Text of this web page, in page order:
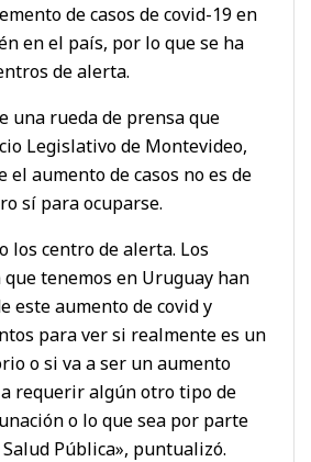
de casos de covid-19 en
en el país, por lo que se ha
de alerta.
una rueda de prensa que
Legislativo de Montevideo,
el aumento de casos no es de
sí para ocuparse.
los centro de alerta. Los
tenemos en Uruguay han
este aumento de covid y
para ver si realmente es un
o si va a ser un aumento
requerir algún otro tipo de
o lo que sea por parte
Pública», puntualizó.